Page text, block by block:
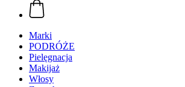
Marki
PODRÓŻE
Pielęgnacja
Makijaż
Włosy